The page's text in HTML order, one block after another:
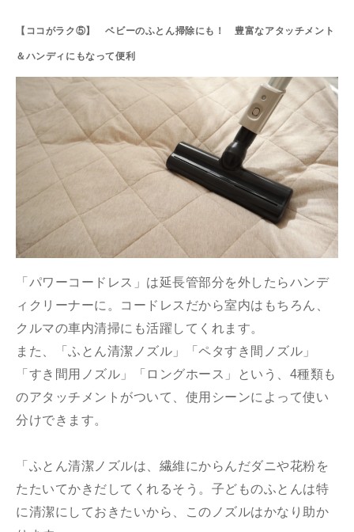
【ココがラク⑤】 ベビーのふとん掃除にも！ 豊富なアタッチメント
＆ハンディにもなって便利
「パワーコードレス」は延長管部分を外したらハンデ
ィクリーナーに。コードレスだから室内はもちろん、
クルマの車内清掃にも活躍してくれます。
また、「ふとん清潔ノズル」「ペタすき間ノズル」
「すき間用ノズル」「ロングホース」という、4種類も
のアタッチメントがついて、使用シーンによって使い
分けできます。
「ふとん清潔ノズルは、繊維にからんだダニや花粉を
たたいてかきだしてくれるそう。子どものふとんは特
に清潔にしておきたいから、このノズルはかなり助か